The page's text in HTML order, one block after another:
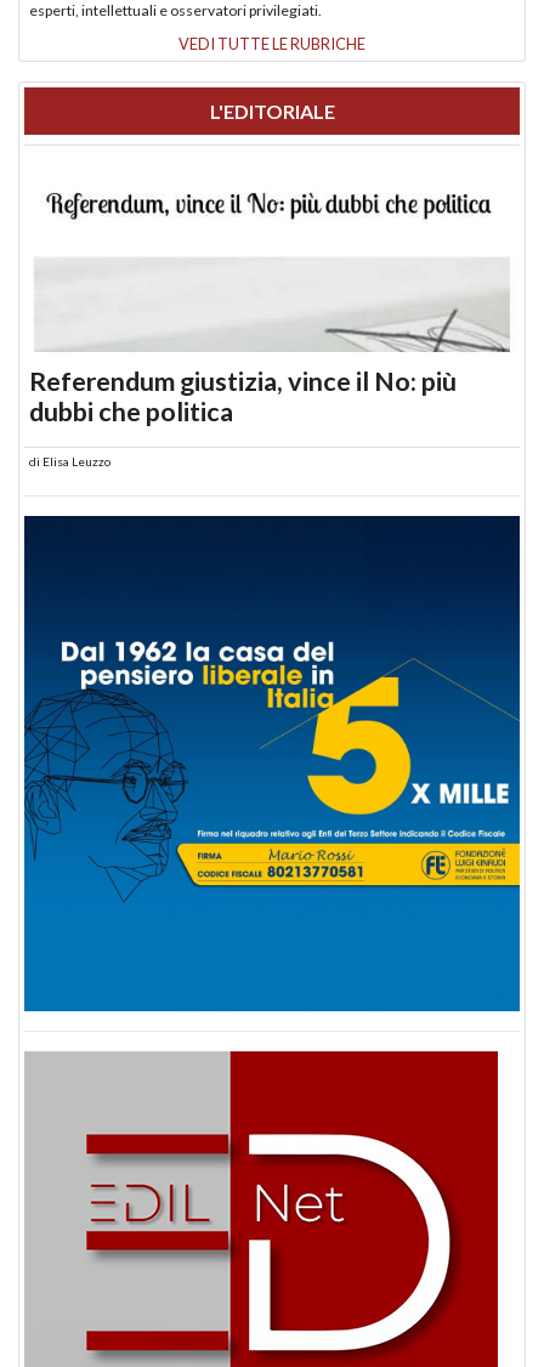
esperti, intellettuali e osservatori privilegiati.
VEDI TUTTE LE RUBRICHE
L'EDITORIALE
Referendum giustizia, vince il No: più
dubbi che politica
di Elisa Leuzzo